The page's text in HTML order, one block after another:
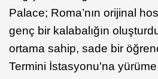
Palace; Roma’nın orijinal
genç bir kalabalığın
ortama sahip, sade bir
Termini İstasyonu'na